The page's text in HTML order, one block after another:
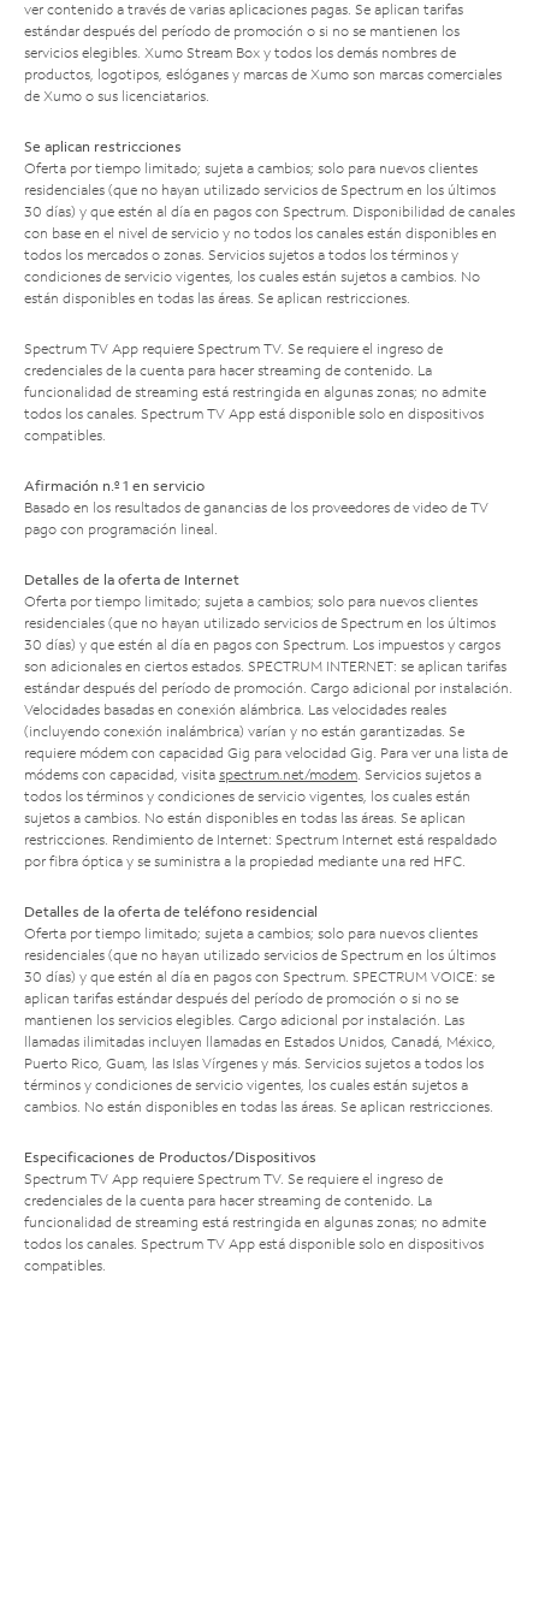
ver contenido a través de varias aplicaciones pagas. Se aplican tarifas
estándar después del período de promoción o si no se mantienen los
servicios elegibles. Xumo Stream Box y todos los demás nombres de
productos, logotipos, eslóganes y marcas de Xumo son marcas comerciales
de Xumo o sus licenciatarios.
Se aplican restricciones
Oferta por tiempo limitado; sujeta a cambios; solo para nuevos clientes
residenciales (que no hayan utilizado servicios de Spectrum en los últimos
30 días) y que estén al día en pagos con Spectrum. Disponibilidad de canales
con base en el nivel de servicio y no todos los canales están disponibles en
todos los mercados o zonas. Servicios sujetos a todos los términos y
condiciones de servicio vigentes, los cuales están sujetos a cambios. No
están disponibles en todas las áreas. Se aplican restricciones.
Spectrum TV App requiere Spectrum TV. Se requiere el ingreso de
credenciales de la cuenta para hacer streaming de contenido. La
funcionalidad de streaming está restringida en algunas zonas; no admite
todos los canales. Spectrum TV App está disponible solo en dispositivos
compatibles.
Afirmación n.º 1 en servicio
Basado en los resultados de ganancias de los proveedores de video de TV
pago con programación lineal.
Detalles de la oferta de Internet
Oferta por tiempo limitado; sujeta a cambios; solo para nuevos clientes
residenciales (que no hayan utilizado servicios de Spectrum en los últimos
30 días) y que estén al día en pagos con Spectrum. Los impuestos y cargos
son adicionales en ciertos estados. SPECTRUM INTERNET: se aplican tarifas
estándar después del período de promoción. Cargo adicional por instalación.
Velocidades basadas en conexión alámbrica. Las velocidades reales
(incluyendo conexión inalámbrica) varían y no están garantizadas. Se
requiere módem con capacidad Gig para velocidad Gig. Para ver una lista de
módems con capacidad, visita spectrum.net/modem. Servicios sujetos a
todos los términos y condiciones de servicio vigentes, los cuales están
sujetos a cambios. No están disponibles en todas las áreas. Se aplican
restricciones. Rendimiento de Internet: Spectrum Internet está respaldado
por fibra óptica y se suministra a la propiedad mediante una red HFC.
Detalles de la oferta de teléfono residencial
Oferta por tiempo limitado; sujeta a cambios; solo para nuevos clientes
residenciales (que no hayan utilizado servicios de Spectrum en los últimos
30 días) y que estén al día en pagos con Spectrum. SPECTRUM VOICE: se
aplican tarifas estándar después del período de promoción o si no se
mantienen los servicios elegibles. Cargo adicional por instalación. Las
llamadas ilimitadas incluyen llamadas en Estados Unidos, Canadá, México,
Puerto Rico, Guam, las Islas Vírgenes y más. Servicios sujetos a todos los
términos y condiciones de servicio vigentes, los cuales están sujetos a
cambios. No están disponibles en todas las áreas. Se aplican restricciones.
Especificaciones de Productos/Dispositivos
Spectrum TV App requiere Spectrum TV. Se requiere el ingreso de
credenciales de la cuenta para hacer streaming de contenido. La
funcionalidad de streaming está restringida en algunas zonas; no admite
todos los canales. Spectrum TV App está disponible solo en dispositivos
compatibles.